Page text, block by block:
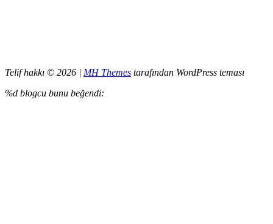
Telif hakkı © 2026 | MH Themes tarafından WordPress teması
%d blogcu bunu beğendi: